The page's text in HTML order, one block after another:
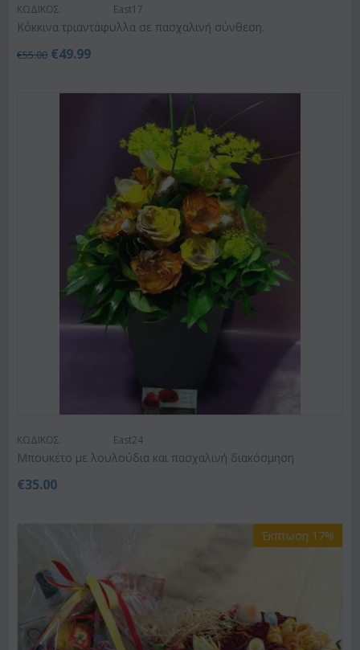
ΚΩΔΙΚΟΣ: East17
Κόκκινα τριαντάφυλλα σε πασχαλινή σύνθεση.
€55.00 €49.99
ΚΩΔΙΚΟΣ: East24
Μπουκέτο με λουλούδια και πασχαλινή διακόσμηση
€35.00
Έκπτωση 17%